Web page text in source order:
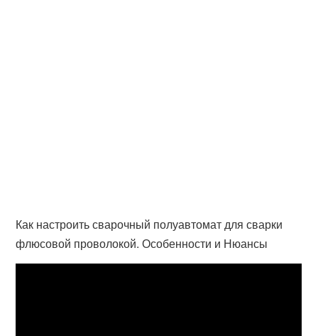
Как настроить сварочный полуавтомат для сварки
флюсовой проволокой. Особенности и Нюансы